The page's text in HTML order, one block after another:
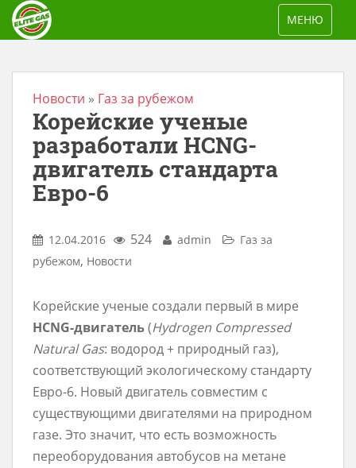
TOGGLE
МЕНЮ
Новости » Газ за рубежом
Корейские ученые
разработали HCNG-
двигатель стандарта
Евро-6
12.04.2016 524 admin
Газ за
рубежом, Новости
Корейские ученые создали первый в мире
HCNG-двигатель(Hydrogen Compressed
Natural Gas: водород + природный газ),
соответствующий экологическому стандарту
Евро-6. Новый двигатель совместим с
существующими двигателями на природном
газе. Это значит, что есть возможность
переоборудования автобусов на метане